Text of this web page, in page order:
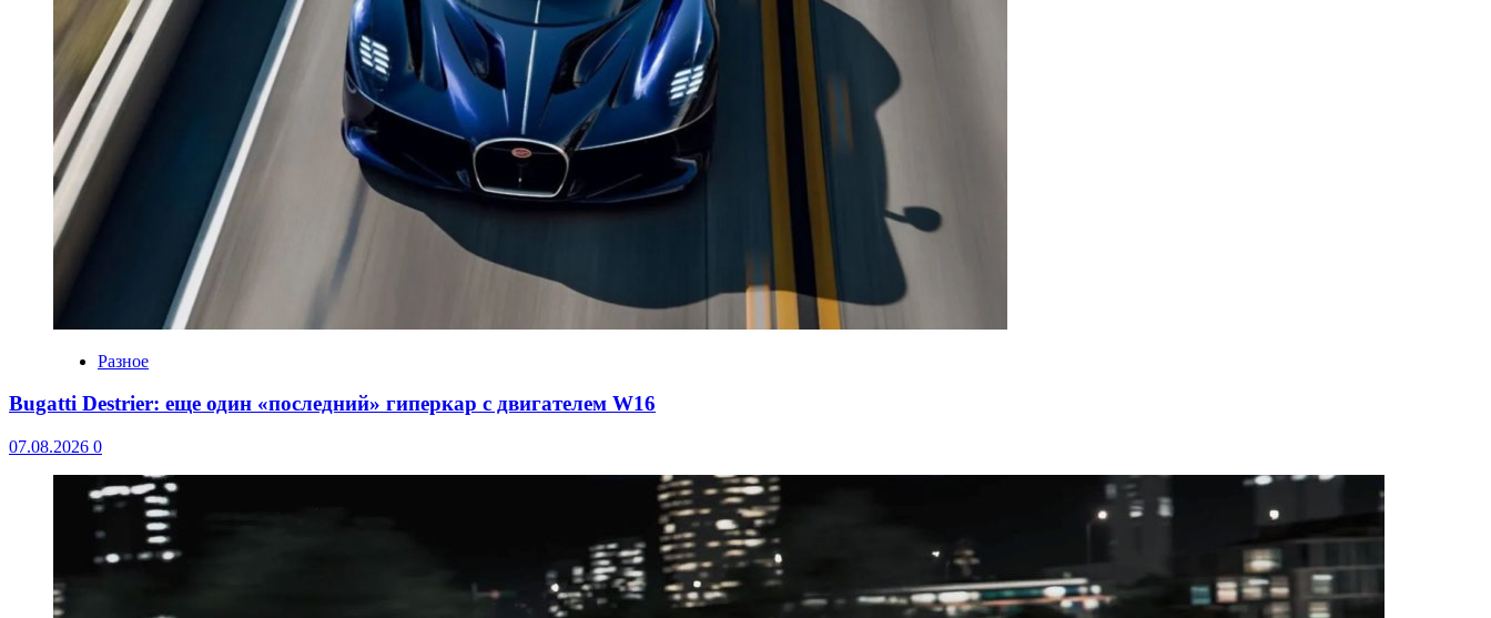
Разное
Bugatti Destrier: еще один «последний» гиперкар с двигателем W16
07.08.2026 0